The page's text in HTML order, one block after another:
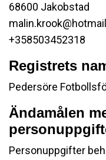
68600 Jakobstad
+358503452318
Registrets
Pedersöre
Ändamålen
Personuppgifter